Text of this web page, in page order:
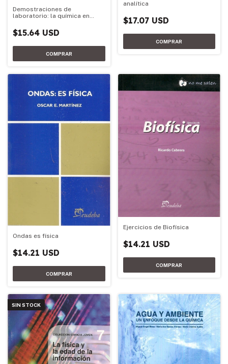
Demostraciones de
laboratorio: la química en
$15.64 USD
analítica
$17.07 USD
Ondas es física
$14.21 USD
Ejercicios de Biofísica
$14.21 USD
SIN STOCK